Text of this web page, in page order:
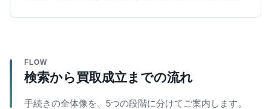
FLOW
検索から買取成立までの流れ
手続きの全体像を、5つの段階に分けてご案内します。